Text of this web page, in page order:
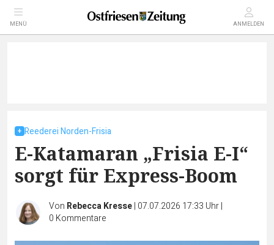
MENÜ ANMELDEN
Reederei Norden-Frisia
E-Katamaran „Frisia E-I“
sorgt für Express-Boom
Von Rebecca Kresse| 07.07.2026 17:33 Uhr|
0 Kommentare